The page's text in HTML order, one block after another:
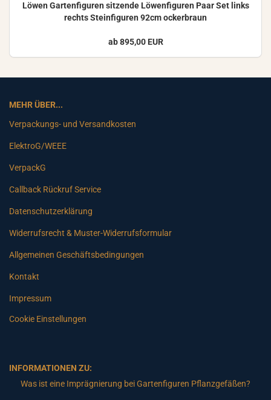
Löwen Gar­ten­fi­gu­ren sit­zen­de Lö­wen­fi­gu­ren Paar Set links
rechts Stein­fi­gu­ren 92cm ocker­braun
ab 895,00 EUR
MEHR ÜBER...
Verpackungs- und Versandkosten
ElektroG/WEEE
VerpackG
Callback Rückruf Service
Datenschutzerklärung
Widerrufsrecht & Muster-Widerrufsformular
Allgemeinen Geschäftsbedingungen
Kontakt
Impressum
Cookie Einstellungen
INFORMATIONEN ZU:
Was ist eine Imprägnierung bei Gartenfiguren Pflanzgefäßen?